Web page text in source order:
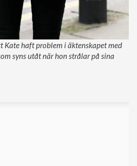
Kate haft problem i äktenskapet med
syns utåt när hon strålar på sina